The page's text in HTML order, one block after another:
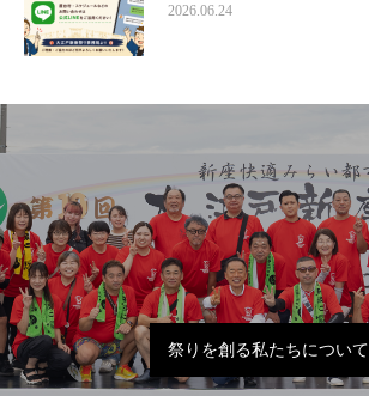
2026.06.24
祭りを創る私たちについて